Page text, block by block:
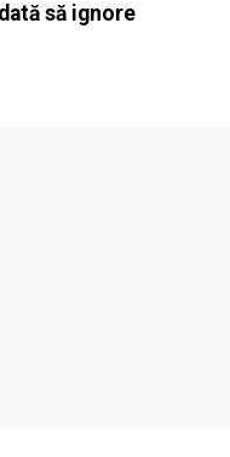
să ignore